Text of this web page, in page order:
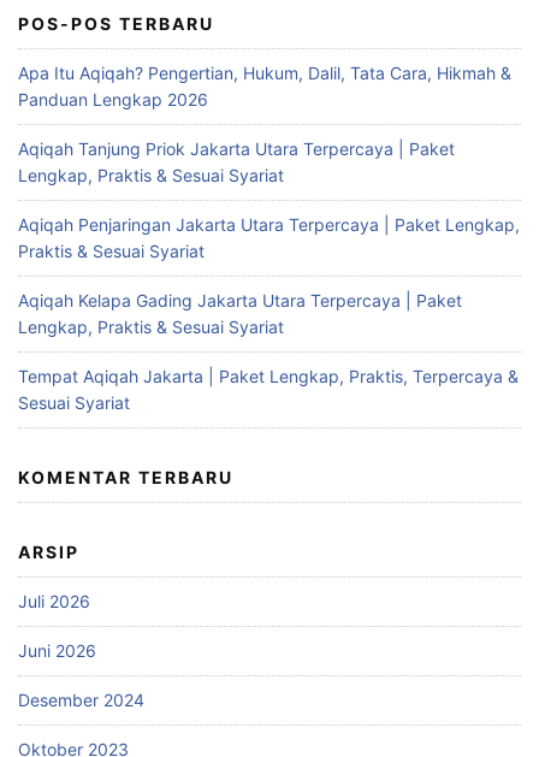
POS-POS TERBARU
Apa Itu Aqiqah? Pengertian, Hukum, Dalil, Tata Cara, Hikmah &
Panduan Lengkap 2026
Aqiqah Tanjung Priok Jakarta Utara Terpercaya | Paket
Lengkap, Praktis & Sesuai Syariat
Aqiqah Penjaringan Jakarta Utara Terpercaya | Paket Lengkap,
Praktis & Sesuai Syariat
Aqiqah Kelapa Gading Jakarta Utara Terpercaya | Paket
Lengkap, Praktis & Sesuai Syariat
Tempat Aqiqah Jakarta | Paket Lengkap, Praktis, Terpercaya &
Sesuai Syariat
KOMENTAR TERBARU
ARSIP
Juli 2026
Juni 2026
Desember 2024
Oktober 2023